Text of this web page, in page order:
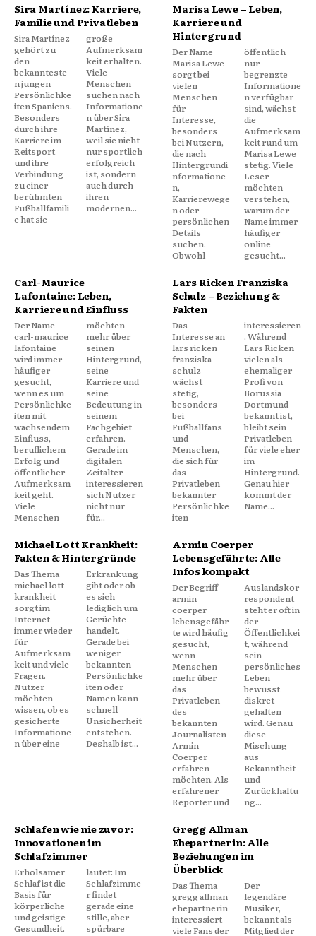
Sira Martínez: Karriere,
Familie und Privatleben
Sira Martínez
gehört zu
den
bekannteste
n jungen
Persönlichke
iten Spaniens.
Besonders
durch ihre
Karriere im
Reitsport
und ihre
Verbindung
zu einer
berühmten
Fußballfamili
e hat sie
große
Aufmerksam
keit erhalten.
Viele
Menschen
suchen nach
Informatione
n über Sira
Martínez,
weil sie nicht
nur sportlich
erfolgreich
ist, sondern
auch durch
ihren
modernen...
Marisa Lewe – Leben,
Karriere und
Hintergrund
Der Name
Marisa Lewe
sorgt bei
vielen
Menschen
für
Interesse,
besonders
bei Nutzern,
die nach
Hintergrundi
nformatione
n,
Karrierewege
n oder
persönlichen
Details
suchen.
Obwohl
öffentlich
nur
begrenzte
Informatione
n verfügbar
sind, wächst
die
Aufmerksam
keit rund um
Marisa Lewe
stetig. Viele
Leser
möchten
verstehen,
warum der
Name immer
häufiger
online
gesucht...
Carl-Maurice
Lafontaine: Leben,
Karriere und Einfluss
Der Name
carl-maurice
lafontaine
wird immer
häufiger
gesucht,
wenn es um
Persönlichke
iten mit
wachsendem
Einfluss,
beruflichem
Erfolg und
öffentlicher
Aufmerksam
keit geht.
Viele
Menschen
möchten
mehr über
seinen
Hintergrund,
seine
Karriere und
seine
Bedeutung in
seinem
Fachgebiet
erfahren.
Gerade im
digitalen
Zeitalter
interessieren
sich Nutzer
nicht nur
für...
Lars Ricken Franziska
Schulz – Beziehung &
Fakten
Das
Interesse an
lars ricken
franziska
schulz
wächst
stetig,
besonders
bei
Fußballfans
und
Menschen,
die sich für
das
Privatleben
bekannter
Persönlichke
iten
interessieren
. Während
Lars Ricken
vielen als
ehemaliger
Profi von
Borussia
Dortmund
bekannt ist,
bleibt sein
Privatleben
für viele eher
im
Hintergrund.
Genau hier
kommt der
Name...
Michael Lott Krankheit:
Fakten & Hintergründe
Das Thema
michael lott
krankheit
sorgt im
Internet
immer wieder
für
Aufmerksam
keit und viele
Fragen.
Nutzer
möchten
wissen, ob es
gesicherte
Informatione
n über eine
Erkrankung
gibt oder ob
es sich
lediglich um
Gerüchte
handelt.
Gerade bei
weniger
bekannten
Persönlichke
iten oder
Namen kann
schnell
Unsicherheit
entstehen.
Deshalb ist...
Armin Coerper
Lebensgefährte: Alle
Infos kompakt
Der Begriff
armin
coerper
lebensgefähr
te wird häufig
gesucht,
wenn
Menschen
mehr über
das
Privatleben
des
bekannten
Journalisten
Armin
Coerper
erfahren
möchten. Als
erfahrener
Reporter und
Auslandskor
respondent
steht er oft in
der
Öffentlichkei
t, während
sein
persönliches
Leben
bewusst
diskret
gehalten
wird. Genau
diese
Mischung
aus
Bekanntheit
und
Zurückhaltu
ng...
Schlafen wie nie zuvor:
Innovationen im
Schlafzimmer
Erholsamer
Schlaf ist die
Basis für
körperliche
und geistige
Gesundheit.
lautet: Im
Schlafzimme
r findet
gerade eine
stille, aber
spürbare
Gregg Allman
Ehepartnerin: Alle
Beziehungen im
Überblick
Das Thema
gregg allman
ehepartnerin
interessiert
viele Fans der
Der
legendäre
Musiker,
bekannt als
Mitglied der